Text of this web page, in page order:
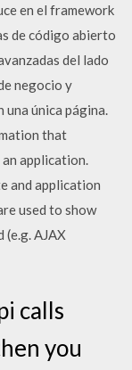
en el framework
de código abierto
del lado
negocio y
única página.
that
application.
and application
used to show
AJAX
calls
you